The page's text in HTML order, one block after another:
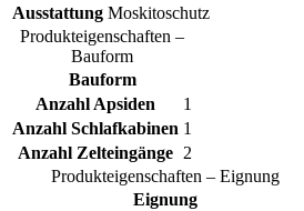
Ausstattung Moskitoschutz
Produkteigenschaften –
Bauform
Bauform
Anzahl Apsiden
1
Anzahl Schlafkabinen 1
Anzahl Zelteingänge 2
Produkteigenschaften – Eignung
Eignung